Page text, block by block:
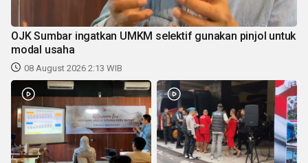
OJK Sumbar ingatkan UMKM selektif gunakan pinjol untuk
modal usaha
08 August 2026 2:13 WIB